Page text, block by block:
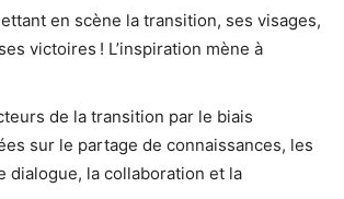
en scène la transition, ses visages,
victoires ! L’inspiration mène à
de la transition par le biais
sur le partage de connaissances, les
dialogue, la collaboration et la